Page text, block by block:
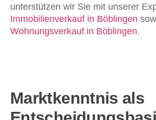
unterstützen wir Sie mit unserer
Immobilienverkauf in Böblingen
Wohnungsverkauf in Böblingen.
Marktkenntnis als